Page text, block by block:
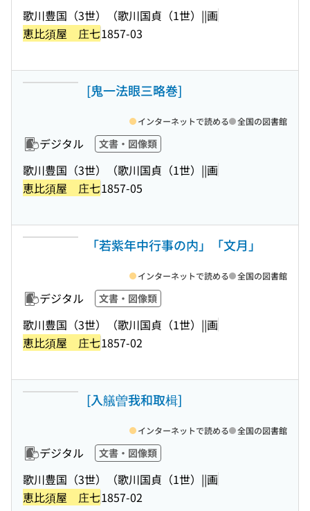
歌川豊国（3世）（歌川国貞（1世）||画
恵比須屋 庄七1857-03
[鬼一法眼三略巻]
デジタル 文書・図像類
歌川豊国（3世）（歌川国貞（1世）||画
恵比須屋 庄七1857-05
インターネットで読める 全国の図書館
「若紫年中行事の内」「文月」
デジタル 文書・図像類
歌川豊国（3世）（歌川国貞（1世）||画
恵比須屋 庄七1857-02
インターネットで読める 全国の図書館
[入艤曽我和取楫]
デジタル 文書・図像類
歌川豊国（3世）（歌川国貞（1世）||画
恵比須屋 庄七1857-02
インターネットで読める 全国の図書館